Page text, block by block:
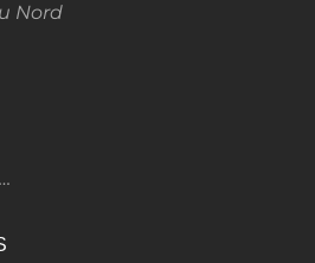
Nord